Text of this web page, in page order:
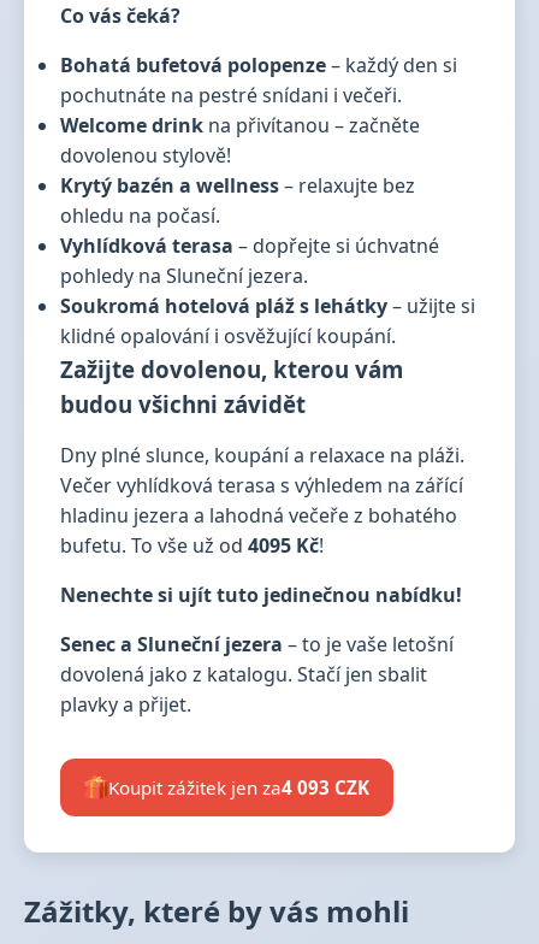
Co vás čeká?
Bohatá bufetová polopenze– každý den si
pochutnáte na pestré snídani i večeři.
Welcome drink na přivítanou – začněte
dovolenou stylově!
Krytý bazén a wellness– relaxujte bez
ohledu na počasí.
Vyhlídková terasa – dopřejte si úchvatné
pohledy na Sluneční jezera.
Soukromá hotelová pláž s lehátky– užijte si
klidné opalování i osvěžující koupání.
Zažijte dovolenou, kterou vám
budou všichni závidět
Dny plné slunce, koupání a relaxace na pláži.
Večer vyhlídková terasa s výhledem na zářící
hladinu jezera a lahodná večeře z bohatého
bufetu. To vše už od 4095 Kč!
Nenechte si ujít tuto jedinečnou nabídku!
Senec a Sluneční jezera – to je vaše letošní
dovolená jako z katalogu. Stačí jen sbalit
plavky a přijet.
Koupit zážitek jen za4 093 CZK
Zážitky, které by vás mohli